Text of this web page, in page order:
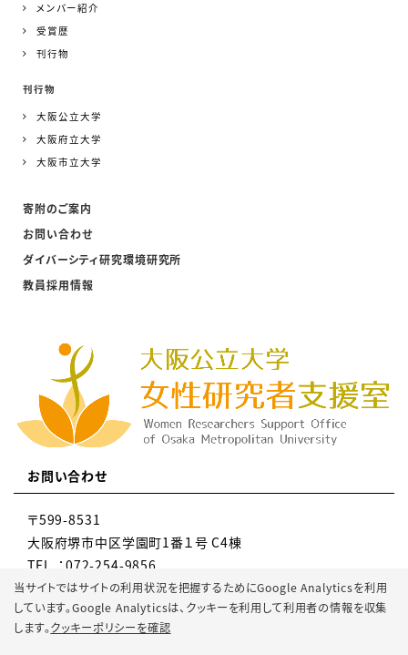
当サイトではサイトの利用状況を把握するためにGoogle Analyticsを利用
しています。Google Analyticsは、 クッキーを利用して利用者の情報を収集
します。クッキーポリシーを確認
メンバー紹介
受賞歴
刊行物
刊行物
大阪公立大学
大阪府立大学
大阪市立大学
寄附のご案内
お問い合わせ
ダイバーシティ研究環境研究所
教員採用情報
お問い合わせ
〒599-8531
大阪府堺市中区学園町1番１号 C4棟
TEL ：072-254-9856
MAIL：gr-knky-wsupport@omu.ac.jp